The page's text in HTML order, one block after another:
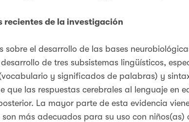
recientes de la investigación
sobre el desarrollo de las bases
de tres subsistemas lingüísticos,
y significados de palabras) y
que las respuestas cerebrales al lenguaje en
La mayor parte de esta evidencia
son más adecuados para su uso con